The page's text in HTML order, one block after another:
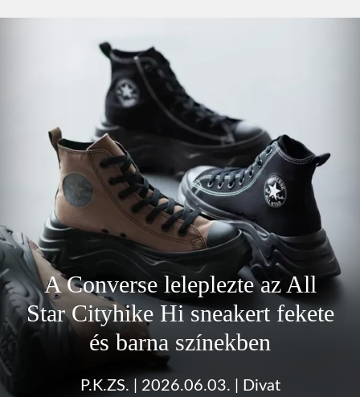
A Converse leleplezte az All
Star Cityhike Hi sneakert fekete
és barna színekben
P.K.ZS. 2026.06.03. Divat